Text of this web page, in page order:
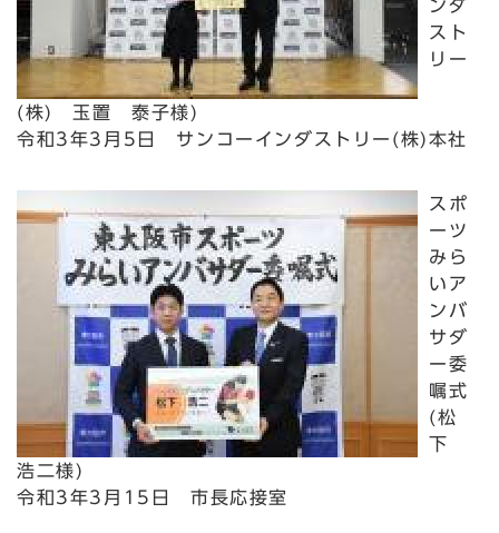
ンダ
スト
リー
(株) 玉置 泰子様)
令和3年3月5日 サンコーインダストリー(株)本社
スポ
ーツ
みら
いア
ンバ
サダ
ー委
嘱式
(松
下
浩二様)
令和3年3月15日 市長応接室